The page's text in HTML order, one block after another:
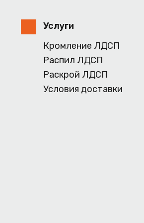
Услуги
Кромление ЛДСП
Распил ЛДСП
Раскрой ЛДСП
Условия доставки